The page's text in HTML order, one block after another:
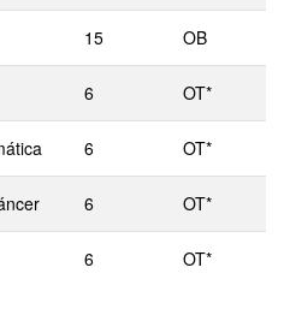
15 OB
6 OT*
6 OT*
6 OT*
6 OT*